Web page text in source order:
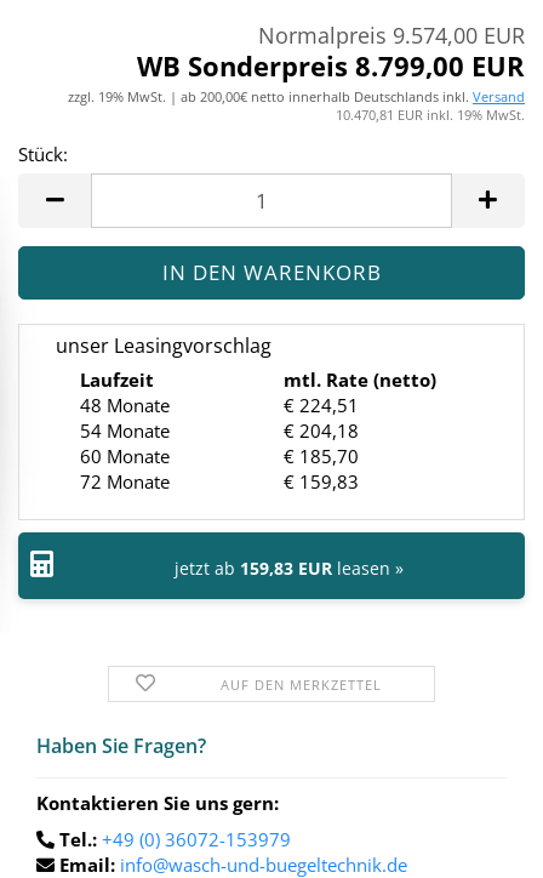
Normalpreis 9.574,00 EUR
WB Sonderpreis 8.799,00 EUR
zzgl. 19% MwSt. | ab 200,00€ netto innerhalb Deutschlands inkl. Versand
10.470,81 EUR inkl. 19% MwSt.
Stück:
unser Leasingvorschlag
Laufzeit
mtl. Rate (netto)
48 Monate
€ 224,51
54 Monate
€ 204,18
60 Monate
€ 185,70
72 Monate
€ 159,83
jetzt ab 159,83 EUR leasen »
AUF DEN MERKZETTEL
Haben Sie Fra­gen?
Kontaktieren Sie uns gern:
Tel.: +49 (0) 36072-153979
Email: info@wasch-und-buegeltechnik.de